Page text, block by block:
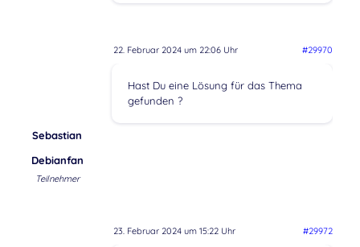
22. Februar 2024 um 22:06 Uhr #29970
Sebastian
Debianfan
Teilnehmer
Hast Du eine Lösung für das Thema
gefunden ?
23. Februar 2024 um 15:22 Uhr #29972